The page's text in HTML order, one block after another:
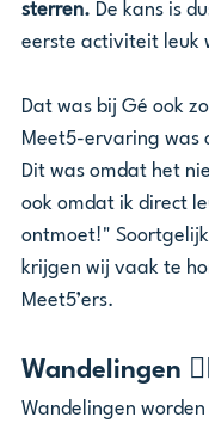
sterren. De kans is
eerste activiteit leuk
Dat was bij Gé ook
Meet5-ervaring was
Dit was omdat het
ook omdat ik direct
ontmoet!"
krijgen wij vaak te
Meet5’ers.
Wandelingen
Wandelingen